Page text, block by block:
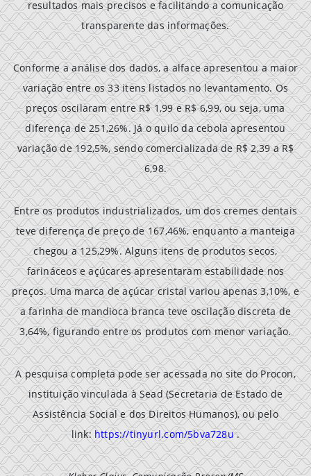
resultados mais precisos e facilitando a comunicação
transparente das informações.
Conforme a análise dos dados, a alface apresentou a maior
variação entre os 33 itens listados no levantamento. Os
preços oscilaram entre R$ 1,99 e R$ 6,99, ou seja, uma
diferença de 251,26%. Já o quilo da cebola apresentou
variação de 192,5%, sendo comercializada de R$ 2,39 a R$
6,98.
Entre os produtos industrializados, um dos cremes dentais
teve diferença de preço de 167,46%, enquanto a manteiga
chegou a 125,29%. Alguns itens de produtos secos,
farináceos e açúcares apresentaram estabilidade nos
preços. Uma marca de açúcar cristal variou apenas 3,10%, e
a farinha de mandioca branca teve oscilação discreta de
3,64%, figurando entre os produtos com menor variação.
A pesquisa completa pode ser acessada no site do Procon,
instituição vinculada à Sead (Secretaria de Estado de
Assistência Social e dos Direitos Humanos), ou pelo
link: https://tinyurl.com/5bva728u.